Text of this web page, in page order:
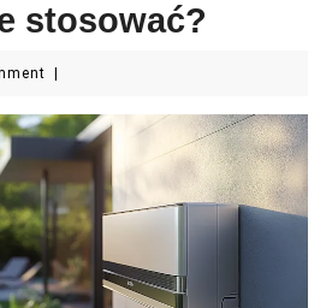
stosować?